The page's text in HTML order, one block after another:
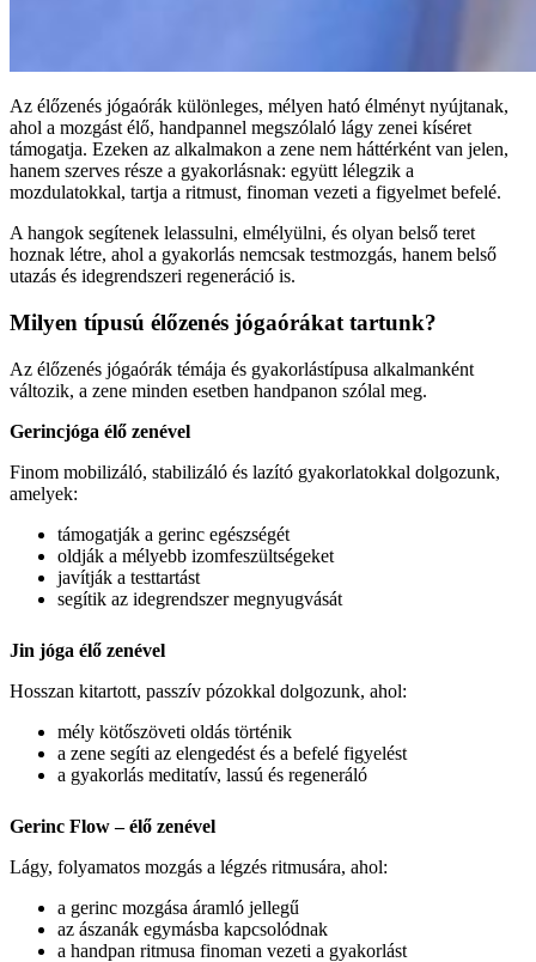
Az élőzenés jógaórák különleges, mélyen ható élményt nyújtanak,
ahol a mozgást élő, handpannel megszólaló lágy zenei kíséret
támogatja. Ezeken az alkalmakon a zene nem háttérként van jelen,
hanem szerves része a gyakorlásnak: együtt lélegzik a
mozdulatokkal, tartja a ritmust, finoman vezeti a figyelmet befelé.
A hangok segítenek lelassulni, elmélyülni, és olyan belső teret
hoznak létre, ahol a gyakorlás nemcsak testmozgás, hanem belső
utazás és idegrendszeri regeneráció is.
Milyen típusú élőzenés jógaórákat tartunk?
Az élőzenés jógaórák témája és gyakorlástípusa alkalmanként
változik, a zene minden esetben handpanon szólal meg.
Gerincjóga élő zenével
Finom mobilizáló, stabilizáló és lazító gyakorlatokkal dolgozunk,
amelyek:
támogatják a gerinc egészségét
oldják a mélyebb izomfeszültségeket
javítják a testtartást
segítik az idegrendszer megnyugvását
Jin jóga élő zenével
Hosszan kitartott, passzív pózokkal dolgozunk, ahol:
mély kötőszöveti oldás történik
a zene segíti az elengedést és a befelé figyelést
a gyakorlás meditatív, lassú és regeneráló
Gerinc Flow – élő zenével
Lágy, folyamatos mozgás a légzés ritmusára, ahol:
a gerinc mozgása áramló jellegű
az ászanák egymásba kapcsolódnak
a handpan ritmusa finoman vezeti a gyakorlást